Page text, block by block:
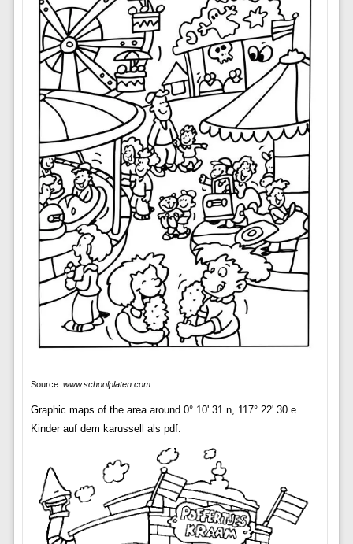
Source: www.schoolplaten.com
Graphic maps of the area around 0° 10' 31 n, 117° 22' 30 e.
Kinder auf dem karussell als pdf.